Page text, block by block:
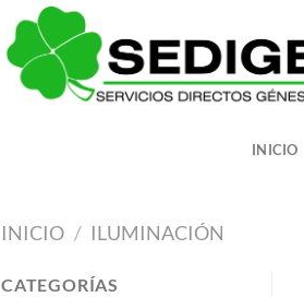
INICIO
INICIO / ILUMINACIÓN
CATEGORÍAS